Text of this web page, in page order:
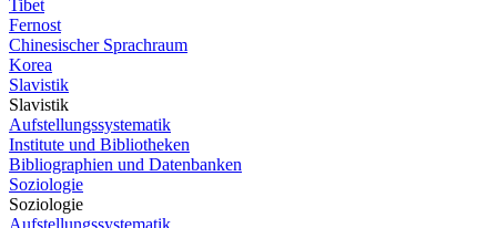
Tibet
Fernost
Chinesischer Sprachraum
Korea
Slavistik
Slavistik
Aufstellungssystematik
Institute und Bibliotheken
Bibliographien und Datenbanken
Soziologie
Soziologie
Aufstellungssystematik